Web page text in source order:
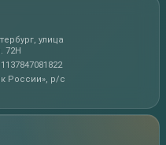
улица
72Н
России», р/с